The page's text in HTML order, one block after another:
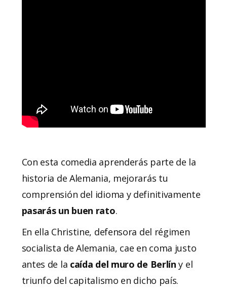
Con esta comedia aprenderás parte de la
historia de Alemania, mejorarás tu
comprensión del idioma y definitivamente
pasarás un buen rato.
En ella Christine, defensora del régimen
socialista de Alemania, cae en coma justo
antes de la caída del muro de Berlín y el
triunfo del capitalismo en dicho país.